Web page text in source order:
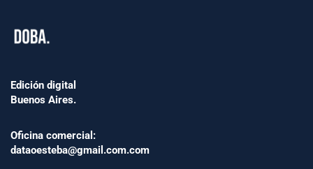
Edición digital
Buenos Aires.
Oficina comercial:
dataoesteba@gmail.com.com